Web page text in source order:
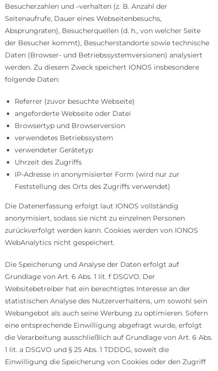
Besucherzahlen und –verhalten (z. B. Anzahl der
Seitenaufrufe, Dauer eines Webseitenbesuchs,
Absprungraten), Besucherquellen (d. h., von welcher Seite
der Besucher kommt), Besucherstandorte sowie technische
Daten (Browser- und Betriebssystemversionen) analysiert
werden. Zu diesem Zweck speichert IONOS insbesondere
folgende Daten:
Referrer (zuvor besuchte Webseite)
angeforderte Webseite oder Datei
Browsertyp und Browserversion
verwendetes Betriebssystem
verwendeter Gerätetyp
Uhrzeit des Zugriffs
IP-Adresse in anonymisierter Form (wird nur zur
Feststellung des Orts des Zugriffs verwendet)
Die Datenerfassung erfolgt laut IONOS vollständig
anonymisiert, sodass sie nicht zu einzelnen Personen
zurückverfolgt werden kann. Cookies werden von IONOS
WebAnalytics nicht gespeichert.
Die Speicherung und Analyse der Daten erfolgt auf
Grundlage von Art. 6 Abs. 1 lit. f DSGVO. Der
Websitebetreiber hat ein berechtigtes Interesse an der
statistischen Analyse des Nutzerverhaltens, um sowohl sein
Webangebot als auch seine Werbung zu optimieren. Sofern
eine entsprechende Einwilligung abgefragt wurde, erfolgt
die Verarbeitung ausschließlich auf Grundlage von Art. 6 Abs.
1 lit. a DSGVO und § 25 Abs. 1 TDDDG, soweit die
Einwilligung die Speicherung von Cookies oder den Zugriff